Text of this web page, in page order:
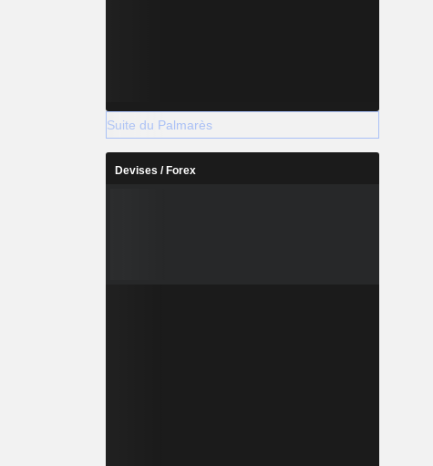
Suite du Palmarès
Devises / Forex